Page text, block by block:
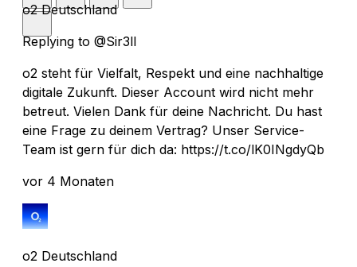
o2 Deutschland
Replying to @Sir3ll
o2 steht für Vielfalt, Respekt und eine nachhaltige
digitale Zukunft. Dieser Account wird nicht mehr
betreut. Vielen Dank für deine Nachricht. Du hast
eine Frage zu deinem Vertrag? Unser Service-
Team ist gern für dich da: https://t.co/lK0INgdyQb
vor 4 Monaten
o2 Deutschland